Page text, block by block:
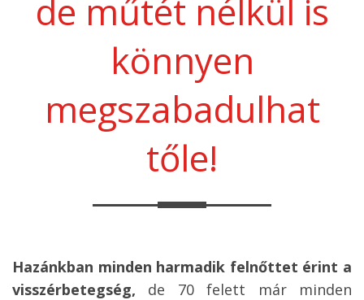
de műtét nélkül is
könnyen
megszabadulhat
tőle!
Hazánkban minden harmadik felnőttet érint a
visszérbetegség, de 70 felett már minden